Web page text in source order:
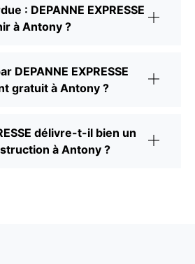
: DEPANNE EXPRESSE
à Antony ?
DEPANNE EXPRESSE
gratuit à Antony ?
délivre-t-il bien un
à Antony ?